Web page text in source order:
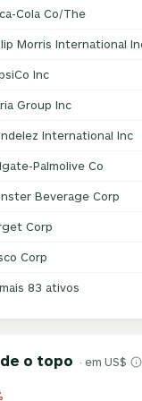
Cola Co/The
Morris International
Inc
Group Inc
International Inc
Palmolive Co
Beverage Corp
Corp
Corp
83 ativos
o topo · em US$